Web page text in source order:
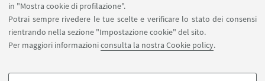
in "Mostra cookie di profilazione".
Potrai sempre rivedere le tue scelte e verificare lo stato dei consensi
rientrando nella sezione "Impostazione cookie" del sito.
Per maggiori informazioniconsulta la nostra Cookie policy.
APP: